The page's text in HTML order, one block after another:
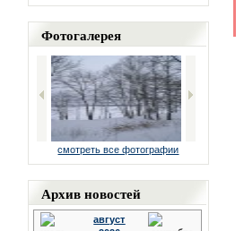
Фотогалерея
смотреть все фотографии
Архив новостей
август